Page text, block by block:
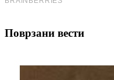
Поврзани вести